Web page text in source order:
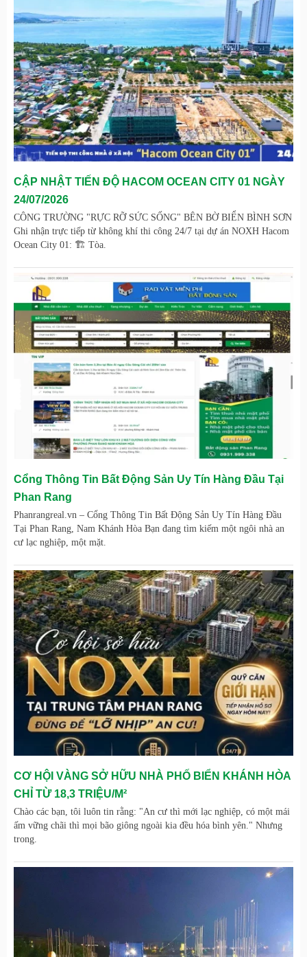
CẬP NHẬT TIẾN ĐỘ HACOM OCEAN CITY 01 NGÀY
24/07/2026
CÔNG TRƯỜNG "RỰC RỠ SỨC SỐNG" BÊN BỜ BIỂN BÌNH SƠN
Ghi nhận trực tiếp từ không khí thi công 24/7 tại dự án NOXH Hacom
Ocean City 01: 🏗️ Tòa.
Cổng Thông Tin Bất Động Sản Uy Tín Hàng Đầu Tại
Phan Rang
Phanrangreal.vn – Cổng Thông Tin Bất Động Sản Uy Tín Hàng Đầu
Tại Phan Rang, Nam Khánh Hòa Bạn đang tìm kiếm một ngôi nhà an
cư lạc nghiệp, một mặt.
CƠ HỘI VÀNG SỞ HỮU NHÀ PHỐ BIỂN KHÁNH HÒA
CHỈ TỪ 18,3 TRIỆU/M²
Chào các bạn, tôi luôn tin rằng: "An cư thì mới lạc nghiệp, có một mái
ấm vững chãi thì mọi bão giông ngoài kia đều hóa bình yên." Nhưng
trong.